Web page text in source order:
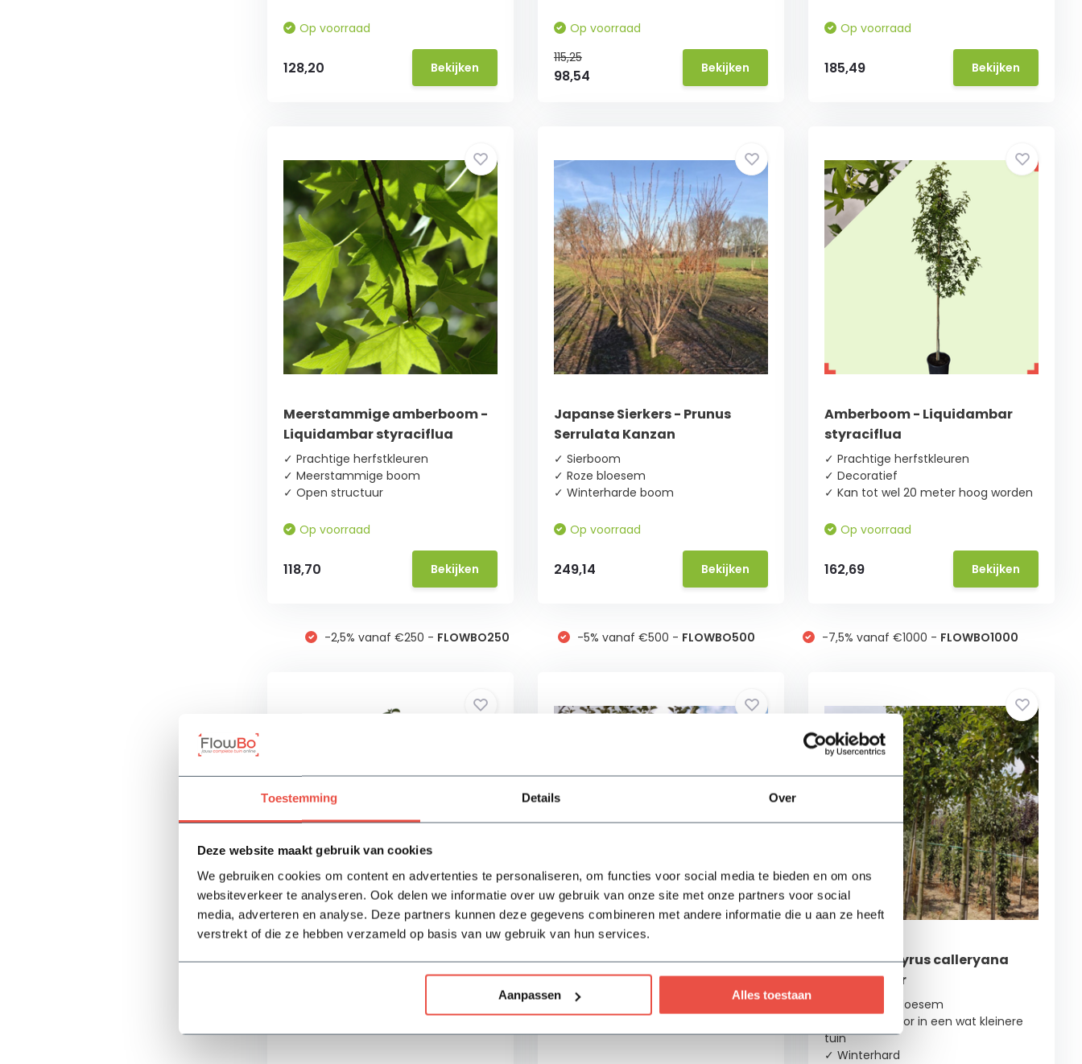
Toestemming Details Over
Deze website maakt gebruik van cookies
We gebruiken cookies om content en advertenties te personaliseren, om functies voor social media te bieden en om ons
websiteverkeer te analyseren. Ook delen we informatie over uw gebruik van onze site met onze partners voor social
media, adverteren en analyse. Deze partners kunnen deze gegevens combineren met andere informatie die u aan ze heeft
verstrekt of die ze hebben verzameld op basis van uw gebruik van hun services.
Aanpassen Alles toestaan
Op voorraad
128,20 Bekijken
Op voorraad
115,25
98,54 Bekijken
Op voorraad
185,49 Bekijken
Meerstammige amberboom -
Liquidambar styraciflua
✓ Prachtige herfstkleuren
✓ Meerstammige boom
✓ Open structuur
Op voorraad
118,70 Bekijken
Japanse Sierkers - Prunus
Serrulata Kanzan
✓ Sierboom
✓ Roze bloesem
✓ Winterharde boom
Op voorraad
249,14 Bekijken
Amberboom - Liquidambar
styraciflua
✓ Prachtige herfstkleuren
✓ Decoratief
✓ Kan tot wel 20 meter hoog worden
Op voorraad
162,69 Bekijken
-2,5% vanaf €250 - FLOWBO250 -5% vanaf €500 - FLOWBO500 -7,5% vanaf €1000 - FLOWBO1000
Beverboom - Magnolia kobus Sierappel - Malus evereste
✓ Oranjerode vruchten/appels
✓ Winterhard
Sierpeer - Pyrus calleryana
Chanticleer
✓ Prachtige bloesem
✓ Geschikt voor in een wat kleinere
tuin
✓ Winterhard